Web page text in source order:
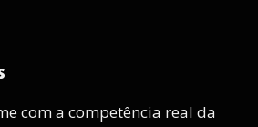
com a competência real da